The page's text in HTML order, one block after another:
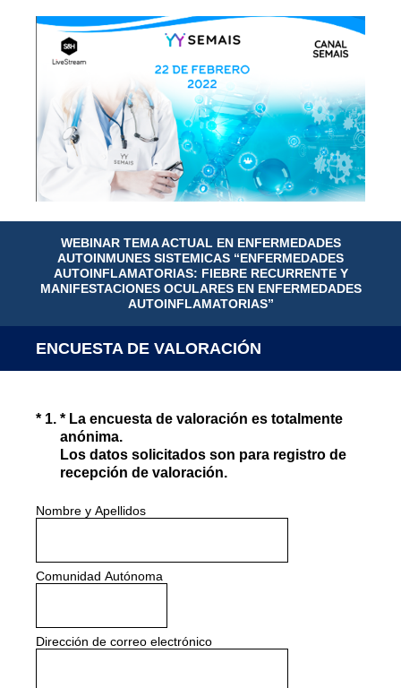
WEBINAR TEMA ACTUAL EN ENFERMEDADES
AUTOINMUNES SISTEMICAS “ENFERMEDADES
AUTOINFLAMATORIAS: FIEBRE RECURRENTE Y
MANIFESTACIONES OCULARES EN ENFERMEDADES
AUTOINFLAMATORIAS”
ENCUESTA DE VALORACIÓN
* 1. * La encuesta de valoración es totalmente
anónima.
Los datos solicitados son para registro de
recepción de valoración.
(Obligatorio).
Nombre y Apellidos
Comunidad Autónoma
Dirección de correo electrónico